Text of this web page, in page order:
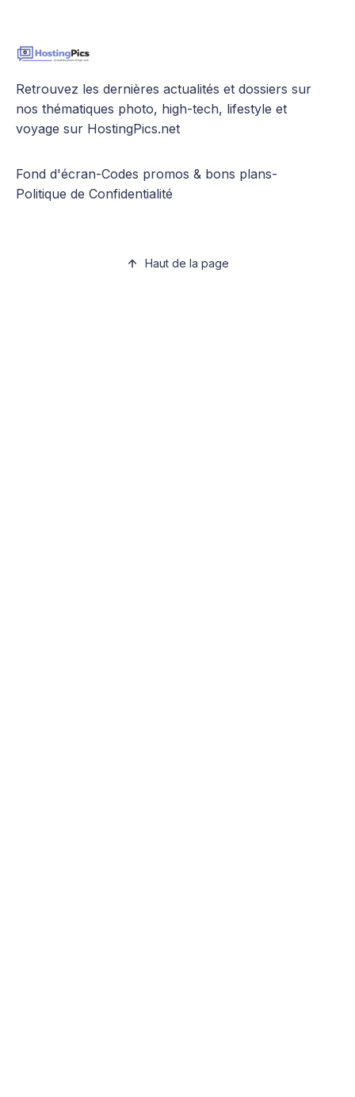
Retrouvez les dernières actualités et dossiers sur
nos thématiques photo, high-tech, lifestyle et
voyage sur HostingPics.net
Fond d'écran-Codes promos & bons plans-
Politique de Confidentialité
Haut de la page